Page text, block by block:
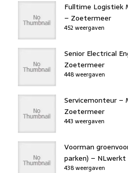
Fulltime Logistiek
– Zoetermeer
452 weergaven
Senior Electrical
Zoetermeer
448 weergaven
Servicemonteur –
Zoetermeer
443 weergaven
Voorman
parken) –
438 weergaven